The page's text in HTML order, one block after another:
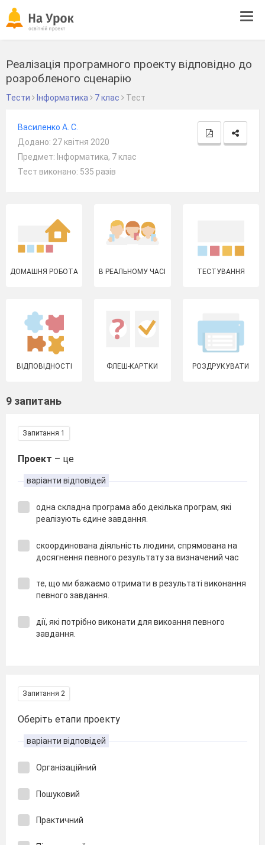
Реалізація програмного проекту відповідно до
розробленого сценарію
Тести Інформатика 7 клас Тест
Василенко А. С.
Додано: 27 квітня 2020
Предмет: Інформатика, 7 клас
Тест виконано: 535 разів
ДОМАШНЯ РОБОТА В РЕАЛЬНОМУ ЧАСІ ТЕСТУВАННЯ
ВІДПОВІДНОСТІ ФЛЕШ-КАРТКИ РОЗДРУКУВАТИ
9 запитань
Запитання 1
Проект – це
варіанти відповідей
одна складна програма або декілька програм, які
реалізують єдине завдання.
скоординована діяльність людини, спрямована на
досягнення певного результату за визначений час
те, що ми бажаємо отримати в результаті виконання
певного завдання.
дії, які потрібно виконати для викоання певного
завдання.
Запитання 2
Оберіть етапи проекту
варіанти відповідей
Організаційний
Пошуковий
Практичний